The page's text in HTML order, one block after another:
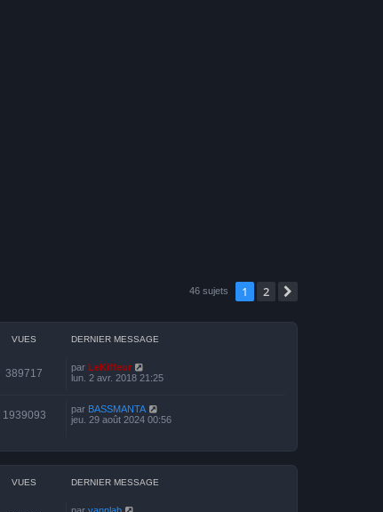
46 sujets 1 2
VUES DERNIER MESSAGE
389717 par LeKiffeur
lun. 2 avr. 2018 21:25
1939093 par BASSMANTA
jeu. 29 août 2024 00:56
VUES DERNIER MESSAGE
par yannlab